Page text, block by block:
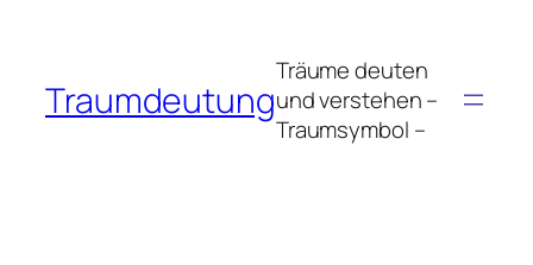
springen
Traumdeutung
Träume deuten
und verstehen –
Traumsymbol –